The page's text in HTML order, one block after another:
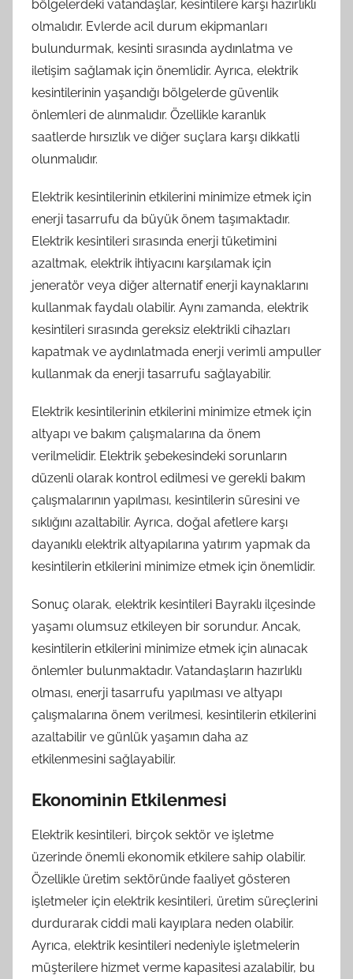
bölgelerdeki vatandaşlar, kesintilere karşı hazırlıklı
olmalıdır. Evlerde acil durum ekipmanları
bulundurmak, kesinti sırasında aydınlatma ve
iletişim sağlamak için önemlidir. Ayrıca, elektrik
kesintilerinin yaşandığı bölgelerde güvenlik
önlemleri de alınmalıdır. Özellikle karanlık
saatlerde hırsızlık ve diğer suçlara karşı dikkatli
olunmalıdır.
Elektrik kesintilerinin etkilerini minimize etmek için
enerji tasarrufu da büyük önem taşımaktadır.
Elektrik kesintileri sırasında enerji tüketimini
azaltmak, elektrik ihtiyacını karşılamak için
jeneratör veya diğer alternatif enerji kaynaklarını
kullanmak faydalı olabilir. Aynı zamanda, elektrik
kesintileri sırasında gereksiz elektrikli cihazları
kapatmak ve aydınlatmada enerji verimli ampuller
kullanmak da enerji tasarrufu sağlayabilir.
Elektrik kesintilerinin etkilerini minimize etmek için
altyapı ve bakım çalışmalarına da önem
verilmelidir. Elektrik şebekesindeki sorunların
düzenli olarak kontrol edilmesi ve gerekli bakım
çalışmalarının yapılması, kesintilerin süresini ve
sıklığını azaltabilir. Ayrıca, doğal afetlere karşı
dayanıklı elektrik altyapılarına yatırım yapmak da
kesintilerin etkilerini minimize etmek için önemlidir.
Sonuç olarak, elektrik kesintileri Bayraklı ilçesinde
yaşamı olumsuz etkileyen bir sorundur. Ancak,
kesintilerin etkilerini minimize etmek için alınacak
önlemler bulunmaktadır. Vatandaşların hazırlıklı
olması, enerji tasarrufu yapılması ve altyapı
çalışmalarına önem verilmesi, kesintilerin etkilerini
azaltabilir ve günlük yaşamın daha az
etkilenmesini sağlayabilir.
Ekonominin Etkilenmesi
Elektrik kesintileri, birçok sektör ve işletme
üzerinde önemli ekonomik etkilere sahip olabilir.
Özellikle üretim sektöründe faaliyet gösteren
işletmeler için elektrik kesintileri, üretim süreçlerini
durdurarak ciddi mali kayıplara neden olabilir.
Ayrıca, elektrik kesintileri nedeniyle işletmelerin
müşterilere hizmet verme kapasitesi azalabilir, bu